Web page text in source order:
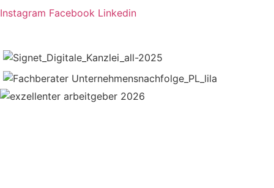
Instagram Facebook Linkedin